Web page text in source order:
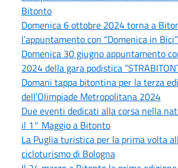
Bitonto
Domenica 6 ottobre 2024 torna a
l’appuntamento con “Domenica in Bici”
Domenica 30 giugno appuntamento
2024 della gara podistica
Domani tappa bitontina per la terza
dell’Olimpiade Metropolitana 2024
Due eventi dedicati alla corsa nella
il 1° Maggio a Bitonto
La Puglia turistica per la prima volta
cicloturismo di Bologna